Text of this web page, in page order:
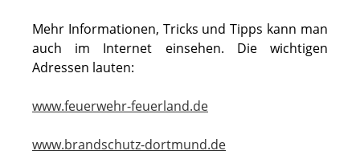
Mehr Informationen, Tricks und Tipps kann man
auch im Internet einsehen. Die wichtigen
Adressen lauten:
www.feuerwehr-feuerland.de
www.brandschutz-dortmund.de